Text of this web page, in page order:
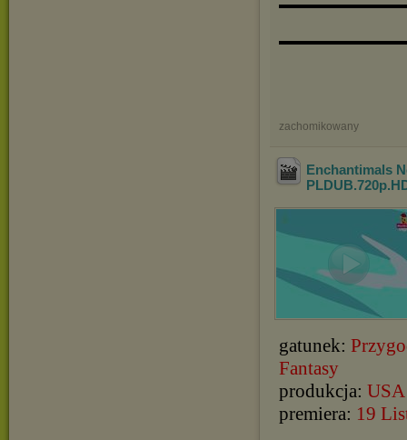
zachomikowany
Enchantimals
gatunek:
Fantasy
produkcja: USA
premiera: 19